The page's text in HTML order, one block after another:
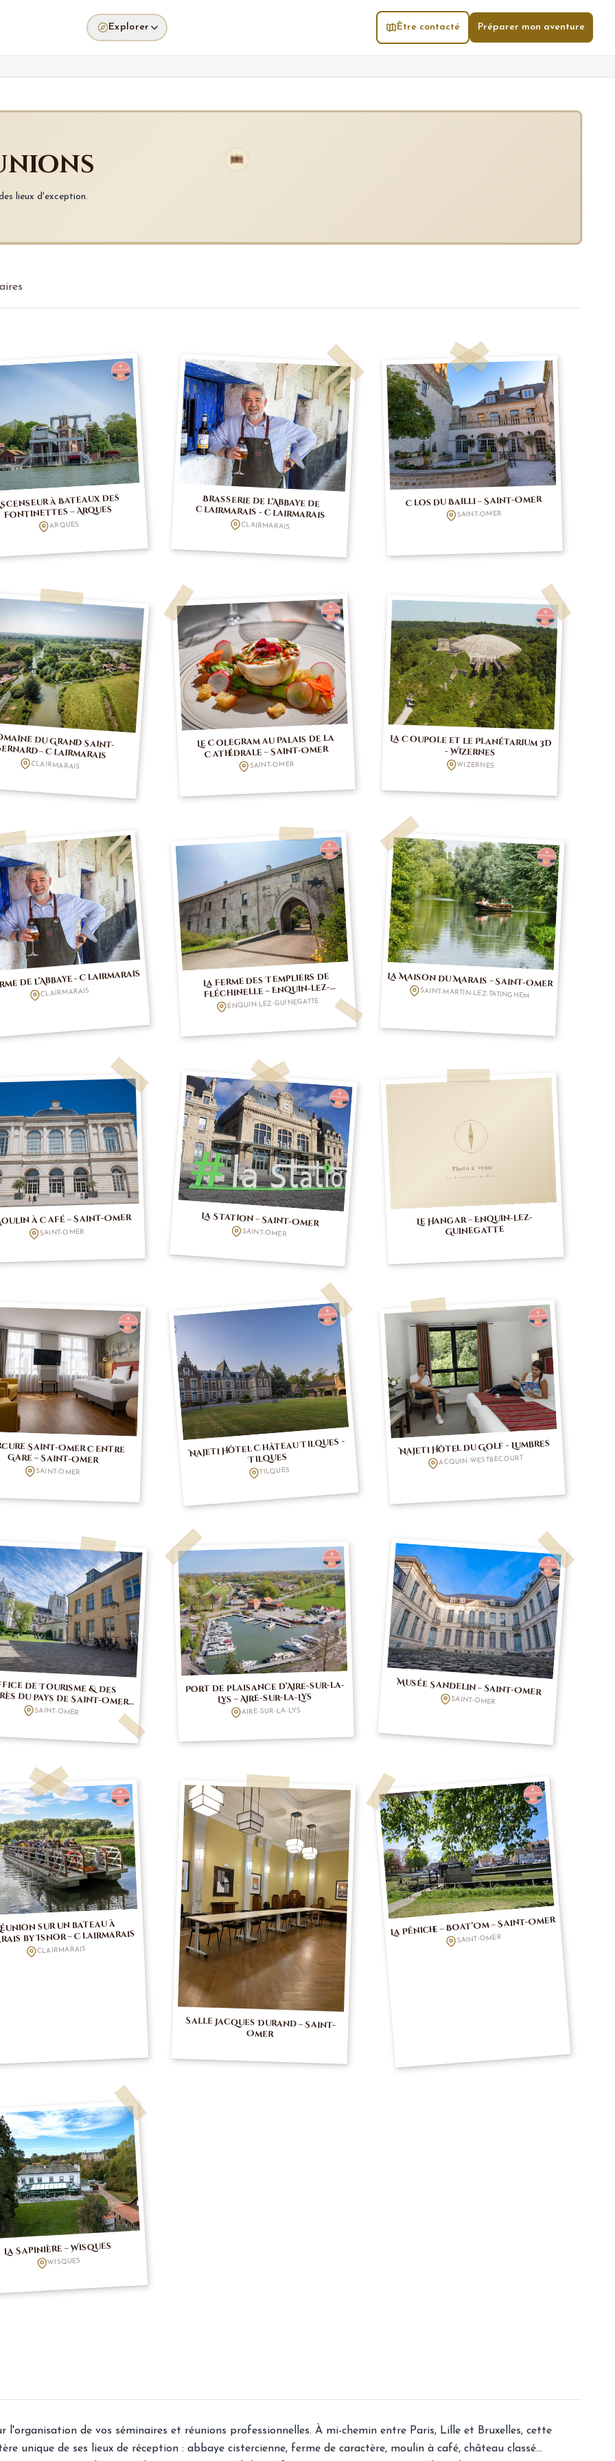
Explorer Être contacté Préparer mon aventure
lieux d'exception.
à Bateaux des
Fontinettes – Arques
ARQUES
Brasserie de l’Abbaye de
Clairmarais - Clairmarais
CLAIRMARAIS
Clos du Bailli – Saint-Omer
SAINT-OMER
du Grand Saint-
– Clairmarais
CLAIRMARAIS
Le Colegram au Palais de la
Cathédrale – Saint-Omer
SAINT-OMER
La Coupole et le Planétarium 3D
- Wizernes
WIZERNES
de l’Abbaye - Clairmarais
CLAIRMARAIS
La Ferme des Templiers de
Fléchinelle – Enquin-lez-
Guinegatte
ENQUIN-LEZ-GUINEGATTE
La Maison du Marais – Saint-Omer
SAINT-MARTIN-LEZ-TATINGHEM
à Café – Saint-Omer
SAINT-OMER
La Station – Saint-Omer
SAINT-OMER
Le Hangar – Enquin-lez-
Guinegatte
Saint-Omer Centre
Gare – Saint-Omer
SAINT-OMER
Najeti Hôtel Château Tilques -
Tilques
TILQUES
Najeti Hôtel du Golf - Lumbres
ACQUIN-WESTBECOURT
de Tourisme & des
du Pays de Saint-Omer –
Saint-Omer
SAINT-OMER
Port de plaisance d’Aire-sur-la-
Lys – Aire-sur-la-Lys
AIRE-SUR-LA-LYS
Musée Sandelin – Saint-Omer
SAINT-OMER
sur un bateau à
by Isnor – Clairmarais
CLAIRMARAIS
Salle Jacques Durand – Saint-
Omer
La Péniche – Boat’Om – Saint-Omer
SAINT-OMER
La Sapinière – Wisques
WISQUES
de vos séminaires et réunions professionnelles. À mi-chemin entre Paris, Lille et Bruxelles, cette
unique de ses lieux de réception : abbaye cistercienne, ferme de caractère, moulin à café, château classé…